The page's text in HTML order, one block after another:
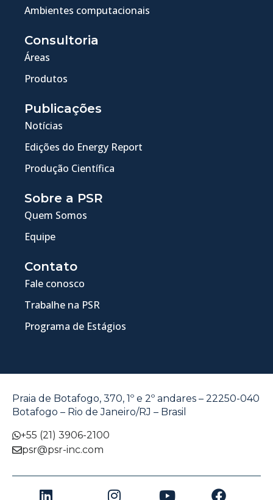
Ambientes computacionais
Consultoria
Áreas
Produtos
Publicações
Notícias
Edições do Energy Report
Produção Científica
Sobre a PSR
Quem Somos
Equipe
Contato
Fale conosco
Trabalhe na PSR
Programa de Estágios
Praia de Botafogo, 370, 1º e 2º andares – 22250-040
Botafogo – Rio de Janeiro/RJ – Brasil
+55 (21) 3906-2100
psr@psr-inc.com